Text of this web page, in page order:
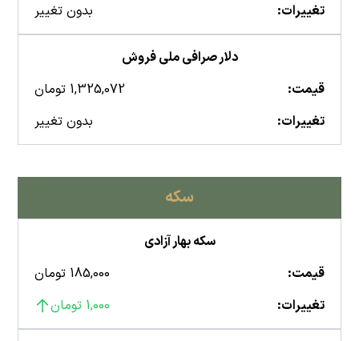
تغییرات:
بدون تغییر
دلار صرافی ملی فروش
قیمت:
1,325,072 تومان
تغییرات:
بدون تغییر
سکه
سکه بهار آزادی
قیمت:
185,000 تومان
تغییرات:
1,000 تومان